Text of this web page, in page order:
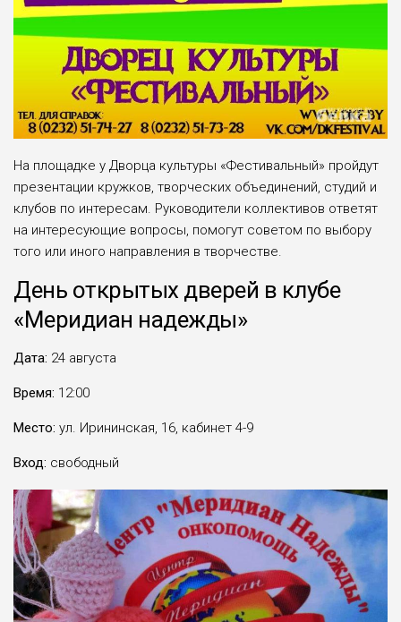
На площадке у Дворца культуры «Фестивальный» пройдут
презентации кружков, творческих объединений, студий и
клубов по интересам. Руководители коллективов ответят
на интересующие вопросы, помогут советом по выбору
того или иного направления в творчестве.
День открытых дверей в клубе
«Меридиан надежды»
Дата: 24 августа
Время: 12:00
Место: ул. Ирининская, 16, кабинет 4-9
Вход: свободный